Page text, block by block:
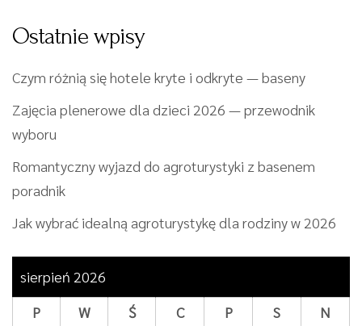
Ostatnie wpisy
Czym różnią się hotele kryte i odkryte — baseny
Zajęcia plenerowe dla dzieci 2026 — przewodnik
wyboru
Romantyczny wyjazd do agroturystyki z basenem
poradnik
Jak wybrać idealną agroturystykę dla rodziny w 2026
sierpień 2026
P
W Ś C P S
N